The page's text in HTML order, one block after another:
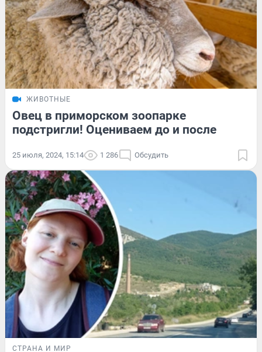
ЖИВОТНЫЕ
Овец в приморском зоопарке
подстригли! Оцениваем до и после
25 июля, 2024, 15:14 1 286 Обсудить
СТРАНА И МИР